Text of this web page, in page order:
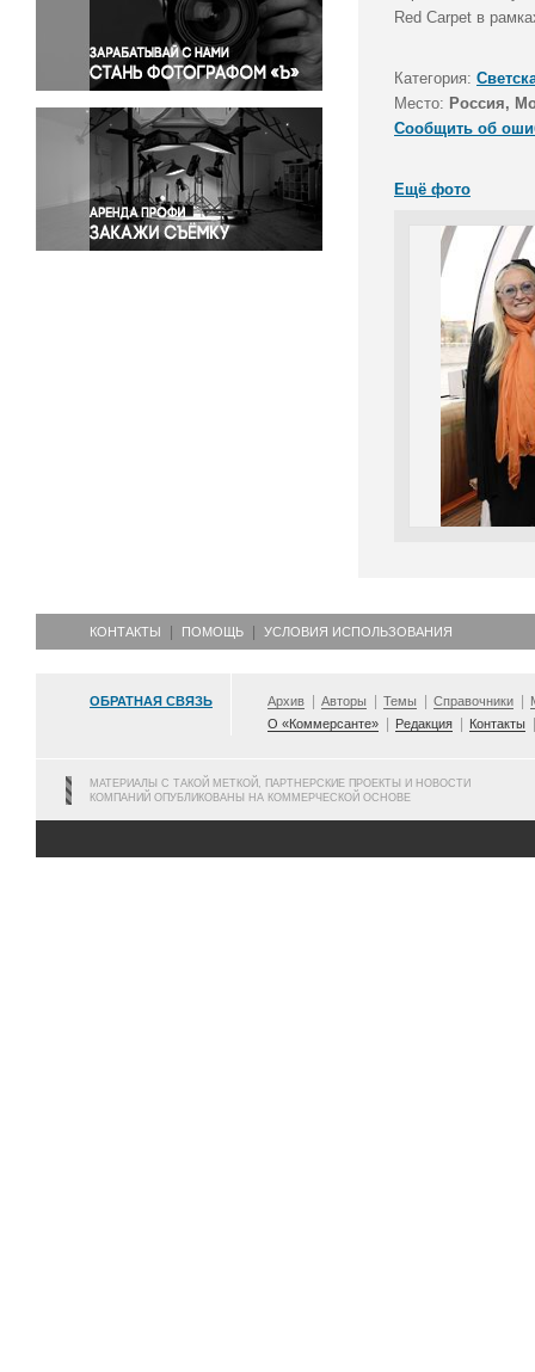
Правосудие
Происшествия и конфликты
Религия
Светская жизнь
Спорт
Экология
Экономика и бизнес
Red Carpet в
Категория:
Место: Россия,
Сообщить об
Ещё фото
КОНТАКТЫ ПОМОЩЬ УСЛОВИЯ ИСПОЛЬЗОВАНИЯ
ОБРАТНАЯ СВЯЗЬ Архив Авторы Темы Справочники
О «Коммерсанте»
Редакция Контакты
МАТЕРИАЛЫ С ТАКОЙ МЕТКОЙ, ПАРТНЕРСКИЕ ПРОЕКТЫ И НОВОСТИ
КОМПАНИЙ ОПУБЛИКОВАНЫ НА КОММЕРЧЕСКОЙ ОСНОВЕ